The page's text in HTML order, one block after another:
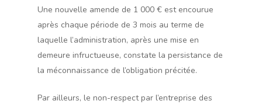
Une nouvelle amende de 1 000 € est encourue
après chaque période de 3 mois au terme de
laquelle l’administration, après une mise en
demeure infructueuse, constate la persistance de
la méconnaissance de l’obligation précitée.
Par ailleurs, le non-respect par l’entreprise des